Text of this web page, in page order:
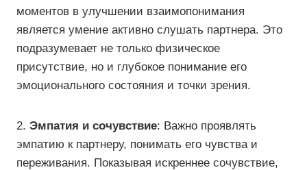
моментов в улучшении взаимопонимания
является умение активно слушать партнера. Это
подразумевает не только физическое
присутствие, но и глубокое понимание его
эмоционального состояния и точки зрения.
2. Эмпатия и сочувствие: Важно проявлять
эмпатию к партнеру, понимать его чувства и
переживания. Показывая искреннее сочувствие,